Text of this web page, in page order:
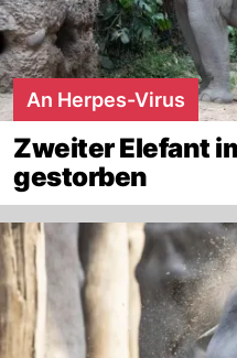
An Herpes-Virus
Zweiter Elefant
gestorben